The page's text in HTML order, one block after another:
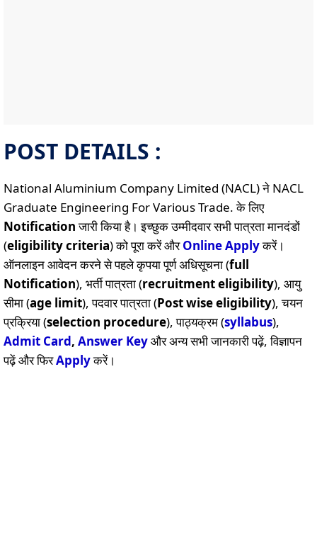
POST DETAILS :
National Aluminium Company Limited (NACL) ने NACL
Graduate Engineering For Various Trade. के लिए
Notificationजारी किया है। इच्छुक उम्मीदवार सभी पात्रता मानदंडों
(eligibility criteria) को पूरा करें औरOnlineApplyकरें।
ऑनलाइन आवेदन करने से पहले कृपया पूर्ण अधिसूचना (full
Notification), भर्ती पात्रता (recruitment eligibility), आयु
सीमा (age limit), पदवार पात्रता (Post wise eligibility), चयन
प्रक्रिया (selection procedure), पाठ्यक्रम (syllabus),
Admit Card, Answer Keyऔर अन्य सभी जानकारी पढ़ें, विज्ञापन
पढ़ें और फिरApplyकरें।